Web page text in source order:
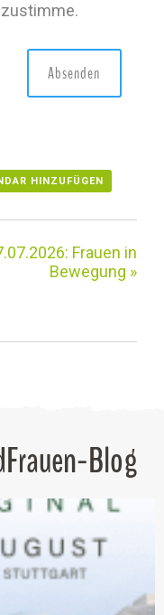
HINZUFÜGEN
Frauen in
Bewegung »
Blog